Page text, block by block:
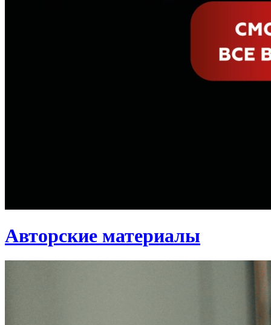
Авторские материалы